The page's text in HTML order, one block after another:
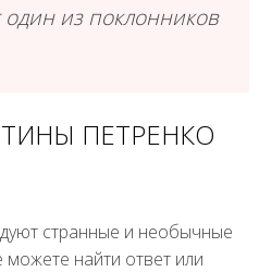
из поклонников
ПЕТРЕНКО
странные и необычные
найти ответ или